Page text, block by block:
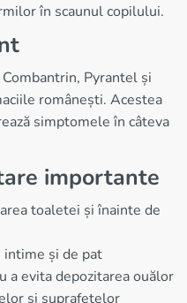
în scaunul copilului.
Pyrantel și
românești. Acestea
simptomele în câteva
importante
toaletei și înainte de
intime și de pat
a evita depozitarea ouălor
și suprafețelor